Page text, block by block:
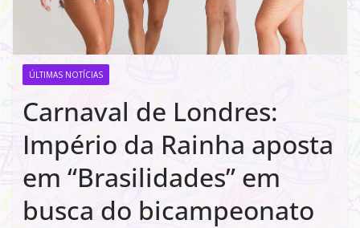
ÚLTIMAS NOTÍCIAS
Carnaval de Londres:
Império da Rainha aposta
em “Brasilidades” em
busca do bicampeonato